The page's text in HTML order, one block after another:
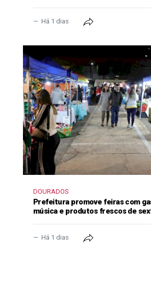
Há 1 dias
DOURADOS
Prefeitura promove feiras com
música e produtos frescos de
Há 1 dias